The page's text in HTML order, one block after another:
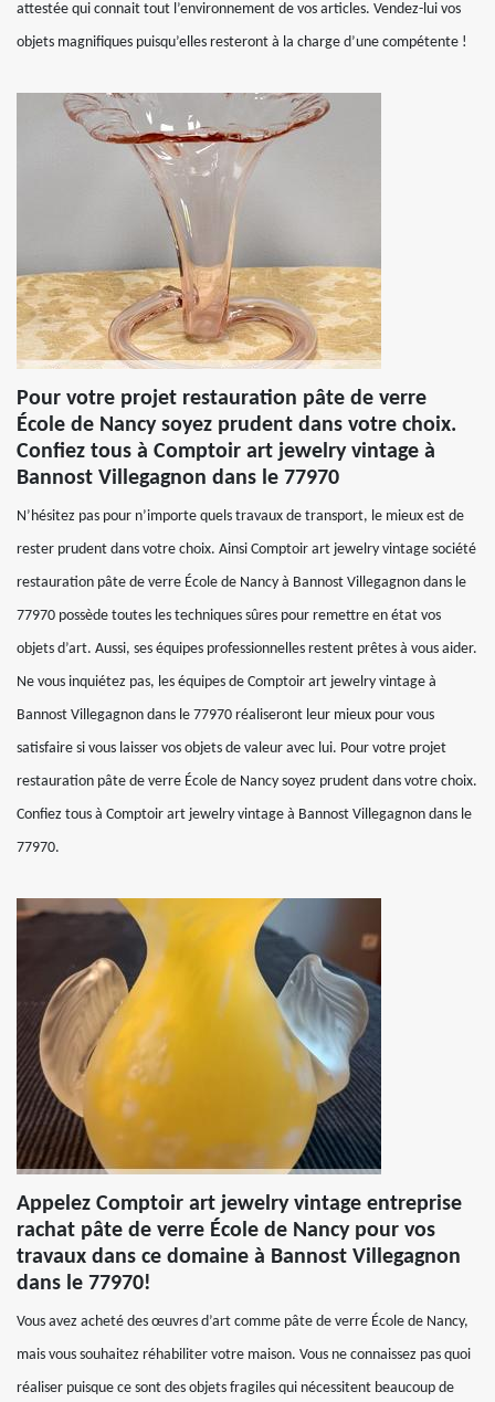
attestée qui connait tout l’environnement de vos articles. Vendez-lui vos
objets magnifiques puisqu’elles resteront à la charge d’une compétente !
Pour votre projet restauration pâte de verre
École de Nancy soyez prudent dans votre choix.
Confiez tous à Comptoir art jewelry vintage à
Bannost Villegagnon dans le 77970
N’hésitez pas pour n’importe quels travaux de transport, le mieux est de
rester prudent dans votre choix. Ainsi Comptoir art jewelry vintage société
restauration pâte de verre École de Nancy à Bannost Villegagnon dans le
77970 possède toutes les techniques sûres pour remettre en état vos
objets d’art. Aussi, ses équipes professionnelles restent prêtes à vous aider.
Ne vous inquiétez pas, les équipes de Comptoir art jewelry vintage à
Bannost Villegagnon dans le 77970 réaliseront leur mieux pour vous
satisfaire si vous laisser vos objets de valeur avec lui. Pour votre projet
restauration pâte de verre École de Nancy soyez prudent dans votre choix.
Confiez tous à Comptoir art jewelry vintage à Bannost Villegagnon dans le
77970.
Appelez Comptoir art jewelry vintage entreprise
rachat pâte de verre École de Nancy pour vos
travaux dans ce domaine à Bannost Villegagnon
dans le 77970!
Vous avez acheté des œuvres d’art comme pâte de verre École de Nancy,
mais vous souhaitez réhabiliter votre maison. Vous ne connaissez pas quoi
réaliser puisque ce sont des objets fragiles qui nécessitent beaucoup de